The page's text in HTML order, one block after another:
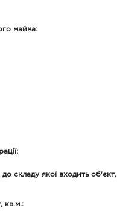
майна:
до складу якої входить об'єкт,
кв.м.: